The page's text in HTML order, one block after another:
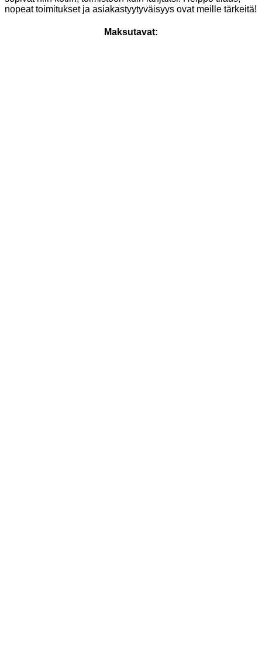
nopeat toimitukset ja asiakastyytyväisyys ovat meille tärkeitä!
Maksutavat: